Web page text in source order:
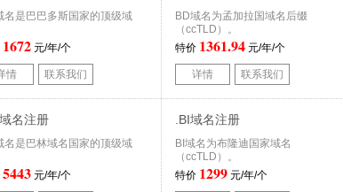
名是巴巴多斯国家的顶级域
1672 元/年/个
情 联系我们
BD域名为孟加拉国域名后缀
（ccTLD）。
特价 1361.94 元/年/个
详情 联系我们
域名注册
名是巴林域名国家的顶级域
5443 元/年/个
.BI域名注册
BI域名为布隆迪国家域名
（ccTLD）。
特价 1299 元/年/个